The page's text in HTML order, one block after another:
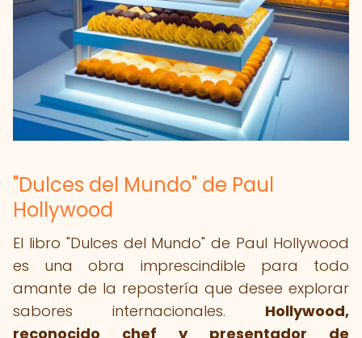
"Dulces del Mundo" de Paul
Hollywood
El libro "Dulces del Mundo" de Paul Hollywood
es una obra imprescindible para todo
amante de la repostería que desee explorar
sabores internacionales. Hollywood,
reconocido chef y presentador de